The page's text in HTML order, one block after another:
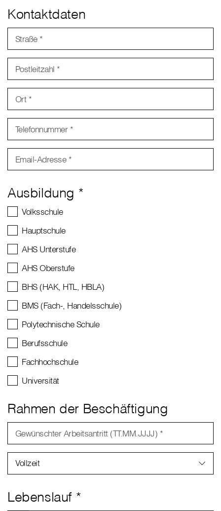
Kontaktdaten
Straße *
Postleitzahl *
Ort *
Telefonnummer *
Email-Adresse *
Ausbildung *
Volksschule
Hauptschule
AHS Unterstufe
AHS Oberstufe
BHS (HAK, HTL, HBLA)
BMS (Fach-, Handelsschule)
Polytechnische Schule
Berufsschule
Fachhochschule
Universität
Rahmen der Beschäftigung
Gewünschter Arbeitsantritt (TT.MM.JJJJ) *
Vollzeit
Lebenslauf *